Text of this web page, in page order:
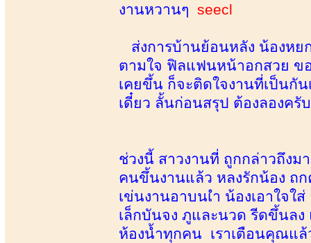
งานหวานๆ seecl
ส่งการบ้านย้อนหลัง น้องหย
ตามใจ ฟิลแฟนหน้าอกสวย ขอ
เคยขึ้น ก็จะติดใจงานที่เป็นกั
เดี๋ยว ลั้นก่อนสรุป ต้องลองครั
ช่วงนี้ สาวงานที่ ถูกกล่าวถึงม
คนขึ้นงานแล้ว หลงรักน้อง ถก
เข่นงานอาบนเำ น้องเอาใจ
เล็กบันจง ภูและนวด รีดขึ้นล
ห้องน้ำทุกคน เราเตือนคุณแ